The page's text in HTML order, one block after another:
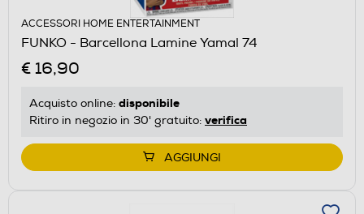
ACCESSORI HOME ENTERTAINMENT
FUNKO - Barcellona Lamine Yamal 74
€ 16,90
Acquisto online: disponibile
Ritiro in negozio in 30' gratuito: verifica
AGGIUNGI